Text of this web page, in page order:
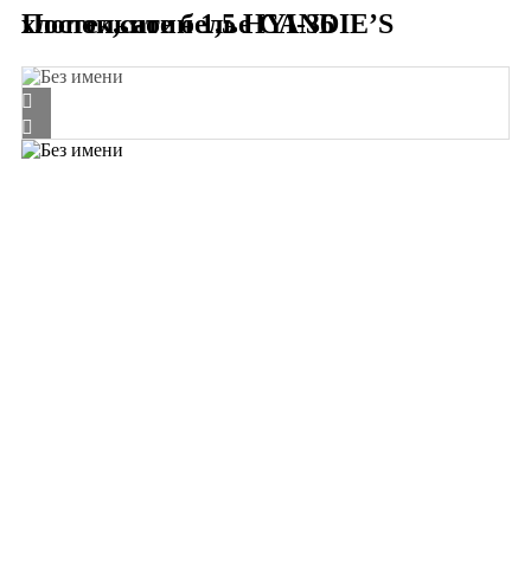
Постельное белье CANDIE’S хлопок,сатин 1,5 HYI-36